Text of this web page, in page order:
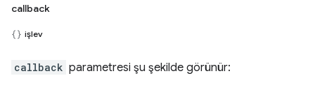
callback
işlev
callback parametresi şu şekilde görünür: